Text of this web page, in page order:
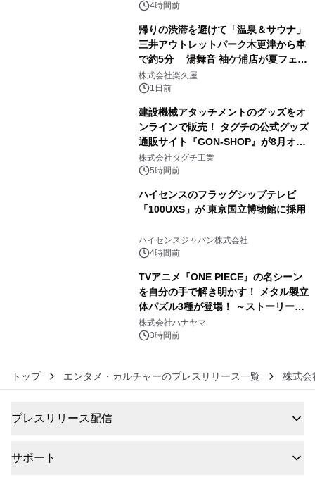
ぐっと豊かに
4時間前
帰りの渋滞を避けて「温泉＆サウナ」
三井アウトレットパーク木更津から車
で約5分 湯舞音 袖ケ浦店が夏フェア
メニューを提供
株式会社楽久屋
1日前
建設機械アタッチメントのグッズをオ
ンラインで販売！ タグチの公式グッズ
通販サイト『GON-SHOP』が8月オー
プン
株式会社タグチ工業
5時間前
ハイセンスのフラッグシップテレビ
「100UXS」が 東京国立博物館に採用
ハイセンスジャパン株式会社
4時間前
TVアニメ『ONE PIECE』の名シーン
を自分の手で解き明かす！ メタル製立
体パズル3種が登場！ ～ストーリーと
ギミックが融合した 大人の体験型パズ
ルが8月7日(金)12時より先行予約受付
株式会社ハナヤマ
3時間前
トップ エンタメ・カルチャーのプレスリリース一覧 株式会
プレスリリース配信
サポート